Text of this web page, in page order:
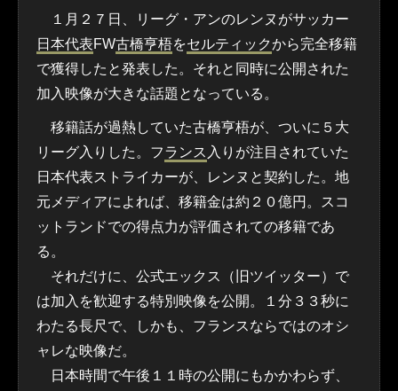
１月２７日、リーグ・アンのレンヌがサッカー
日本代表FW古橋亨梧をセルティックから完全移籍
で獲得したと発表した。それと同時に公開された
加入映像が大きな話題となっている。
移籍話が過熱していた古橋亨梧が、ついに５大
リーグ入りした。フランス 入りが注目されていた
日本代表ストライカーが、レンヌと契約した。地
元メディアによれば、移籍金は約２０億円。スコ
ットランドでの得点力が評価されての移籍であ
る。
それだけに、公式エックス（旧ツイッター）で
は加入を歓迎する特別映像を公開。１分３３秒に
わたる長尺で、しかも、フランスならではのオシ
ャレな映像だ。
日本時間で午後１１時の公開にもかかわらず、